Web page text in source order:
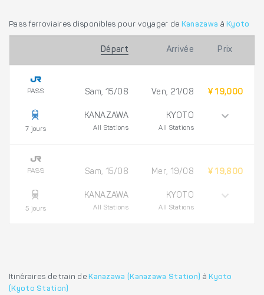
Pass ferroviaires disponibles pour voyager de Kanazawa à Kyoto
Départ Arrivée Prix
PASS
7 jours
Sam, 15/08
KANAZAWA
All Stations
Ven, 21/08
KYOTO
All Stations
¥ 19,000
PASS
5 jours
Sam, 15/08
KANAZAWA
All Stations
Mer, 19/08
KYOTO
All Stations
¥ 19,800
Itinéraires de train de Kanazawa (Kanazawa Station) à Kyoto
(Kyoto Station)